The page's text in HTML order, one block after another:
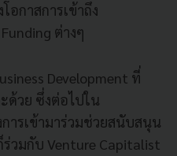
อกาสการเข้าถึง
ต่างๆ
Development ที่
ด้วย ซึ่งต่อไปใน
การเข้ามาร่วมช่วยสนับสนุน
วมกับ Venture Capitalist